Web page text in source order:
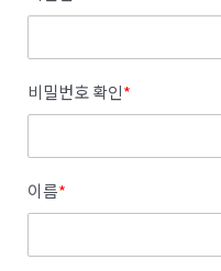
비밀번호 확인*
이름*